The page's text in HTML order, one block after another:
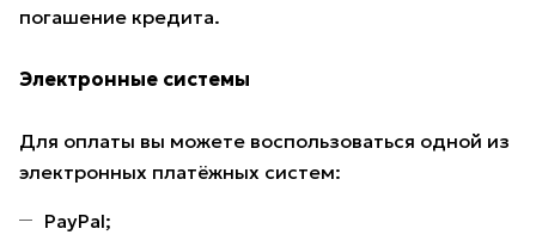
погашение кредита.
Электронные системы
Для оплаты вы можете воспользоваться одной из
электронных платёжных систем:
PayPal;